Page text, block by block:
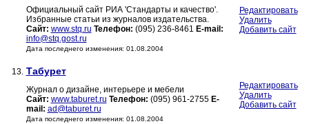
Официальный сайт РИА 'Стандарты и качество'.
Избранные статьи из журналов издательства.
Сайт: www.stq.ru Телефон: (095) 236-8461 E-mail:
info@stq.gost.ru
Дата последнего изменения: 01.08.2004
Редактировать
Удалить
Добавить сайт
13. Табурет
Журнал о дизайне, интерьере и мебели
Сайт: www.taburet.ru Телефон: (095) 961-2755 E-
mail: ad@taburet.ru
Дата последнего изменения: 01.08.2004
Редактировать
Удалить
Добавить сайт